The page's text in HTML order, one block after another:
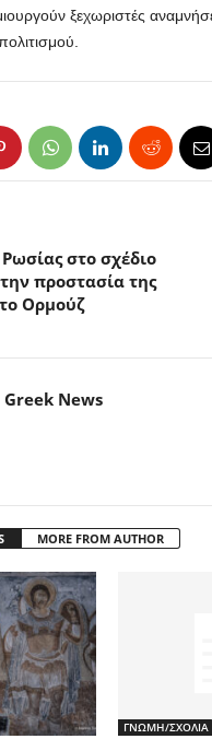
ξεχωριστές
στο σχέδιο
προστασία της
Ορμούζ
Greek News
MORE FROM AUTHOR
ΓΝΩΜΗ/ΣΧΟΛΙΑ